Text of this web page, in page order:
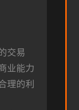
交易
业能力
理的利